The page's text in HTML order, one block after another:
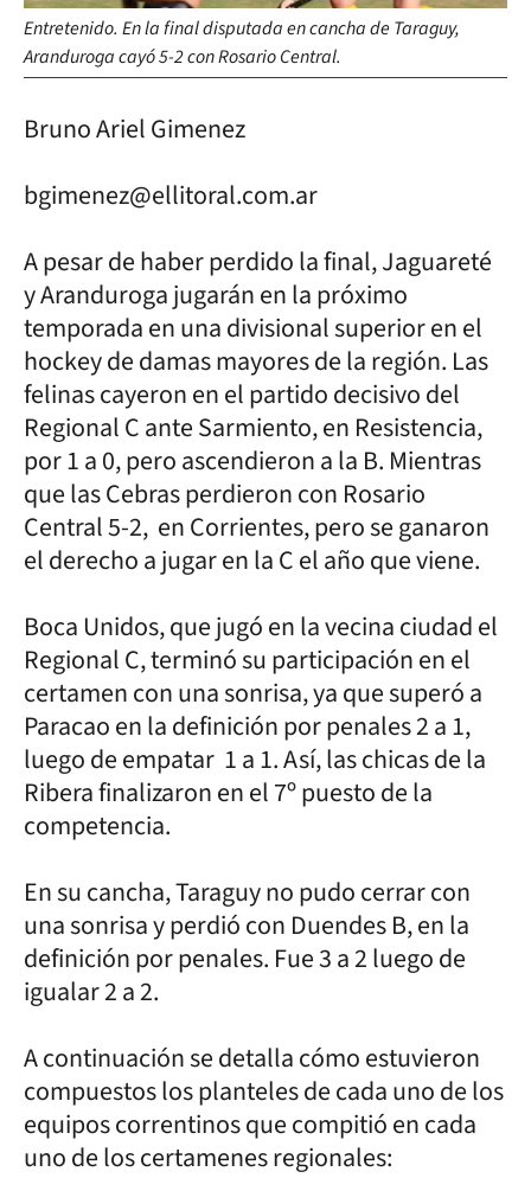
Entretenido. En la final disputada en cancha de Taraguy,
Aranduroga cayó 5-2 con Rosario Central.
Bruno Ariel Gimenez
bgimenez@ellitoral.com.ar
A pesar de haber perdido la final, Jaguareté
y Aranduroga jugarán en la próximo
temporada en una divisional superior en el
hockey de damas mayores de la región. Las
felinas cayeron en el partido decisivo del
Regional C ante Sarmiento, en Resistencia,
por 1 a 0, pero ascendieron a la B. Mientras
que las Cebras perdieron con Rosario
Central 5-2, en Corrientes, pero se ganaron
el derecho a jugar en la C el año que viene.
Boca Unidos, que jugó en la vecina ciudad el
Regional C, terminó su participación en el
certamen con una sonrisa, ya que superó a
Paracao en la definición por penales 2 a 1,
luego de empatar 1 a 1. Así, las chicas de la
Ribera finalizaron en el 7º puesto de la
competencia.
En su cancha, Taraguy no pudo cerrar con
una sonrisa y perdió con Duendes B, en la
definición por penales. Fue 3 a 2 luego de
igualar 2 a 2.
A continuación se detalla cómo estuvieron
compuestos los planteles de cada uno de los
equipos correntinos que compitió en cada
uno de los certamenes regionales: